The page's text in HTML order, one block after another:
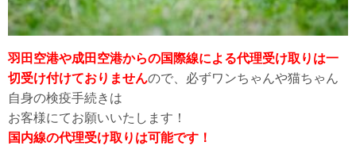
羽田空港や成田空港からの国際線による代理受け取りは一
切受け付けておりませんので、必ずワンちゃんや猫ちゃん
自身の検疫手続きは
お客様にてお願いいたします！
国内線の代理受け取りは可能です！